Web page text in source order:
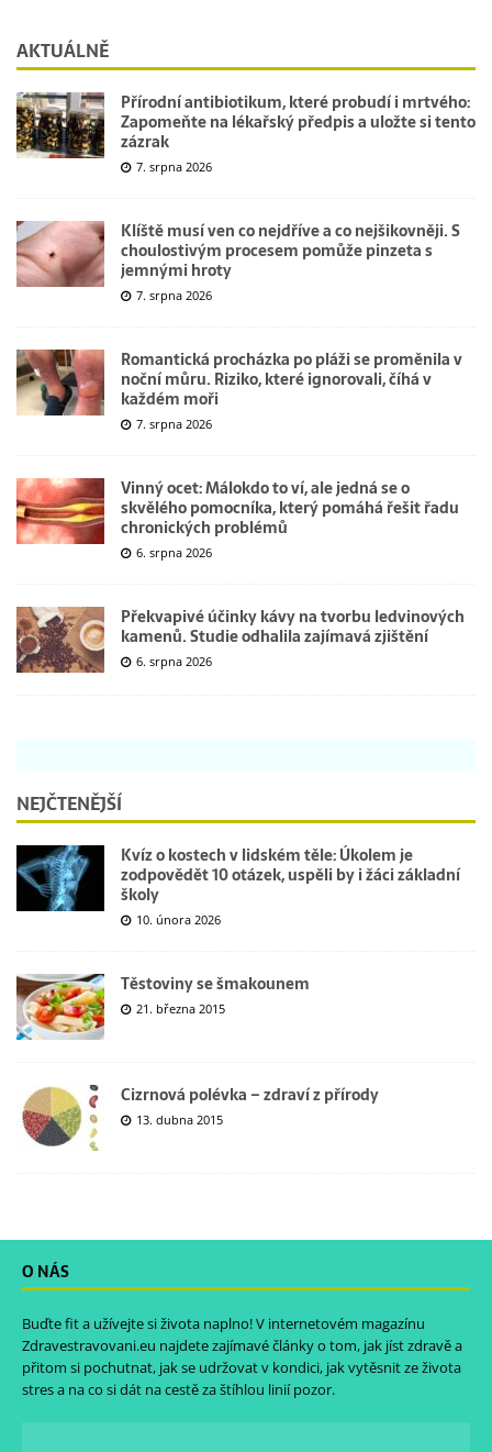
AKTUÁLNĚ
Přírodní antibiotikum, které probudí i mrtvého:
Zapomeňte na lékařský předpis a uložte si tento
zázrak
7. srpna 2026
Klíště musí ven co nejdříve a co nejšikovněji. S
choulostivým procesem pomůže pinzeta s
jemnými hroty
7. srpna 2026
Romantická procházka po pláži se proměnila v
noční můru. Riziko, které ignorovali, číhá v
každém moři
7. srpna 2026
Vinný ocet: Málokdo to ví, ale jedná se o
skvělého pomocníka, který pomáhá řešit řadu
chronických problémů
6. srpna 2026
Překvapivé účinky kávy na tvorbu ledvinových
kamenů. Studie odhalila zajímavá zjištění
6. srpna 2026
NEJČTENĚJŠÍ
Kvíz o kostech v lidském těle: Úkolem je
zodpovědět 10 otázek, uspěli by i žáci základní
školy
10. února 2026
Těstoviny se šmakounem
21. března 2015
Cizrnová polévka – zdraví z přírody
13. dubna 2015
O NÁS
Buďte fit a užívejte si života naplno! V internetovém magazínu
Zdravestravovani.eu najdete zajímavé články o tom, jak jíst zdravě a
přitom si pochutnat, jak se udržovat v kondici, jak vytěsnit ze života
stres a na co si dát na cestě za štíhlou linií pozor.